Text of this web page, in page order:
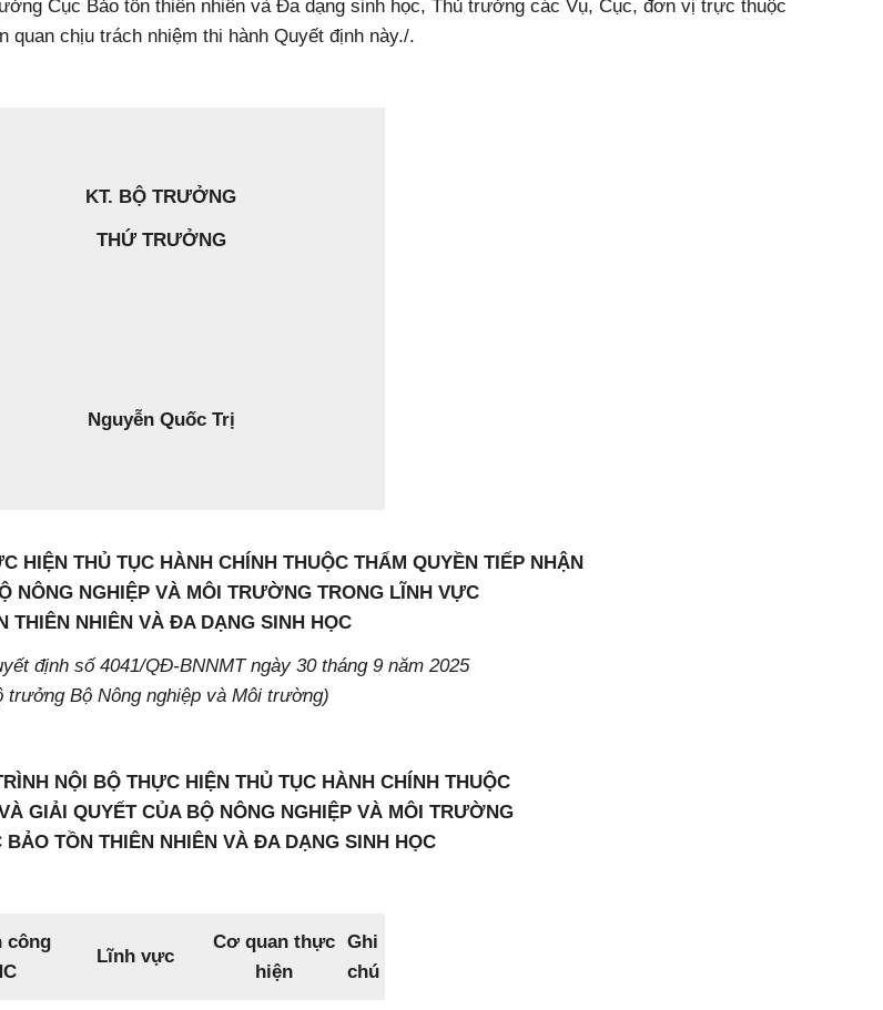
Cục Bảo tồn thiên nhiên và Đa dạng sinh học, Thủ trưởng các Vụ, Cục, đơn vị trực thuộc
chịu trách nhiệm thi hành Quyết định này./.
KT. BỘ TRƯỞNG
THỨ TRƯỞNG
Nguyễn Quốc Trị
HIỆN THỦ TỤC HÀNH CHÍNH THUỘC THẨM QUYỀN TIẾP NHẬN
NÔNG NGHIỆP VÀ MÔI TRƯỜNG TRONG LĨNH VỰC
THIÊN NHIÊN VÀ ĐA DẠNG SINH HỌC
định số 4041/QĐ-BNNMT ngày 30 tháng 9 năm 2025
trưởng Bộ Nông nghiệp và Môi trường)
NỘI BỘ THỰC HIỆN THỦ TỤC HÀNH CHÍNH THUỘC
GIẢI QUYẾT CỦA BỘ NÔNG NGHIỆP VÀ MÔI TRƯỜNG
BẢO TỒN THIÊN NHIÊN VÀ ĐA DẠNG SINH HỌC
công
Lĩnh vực
Cơ quan thực
hiện
Ghi
chú